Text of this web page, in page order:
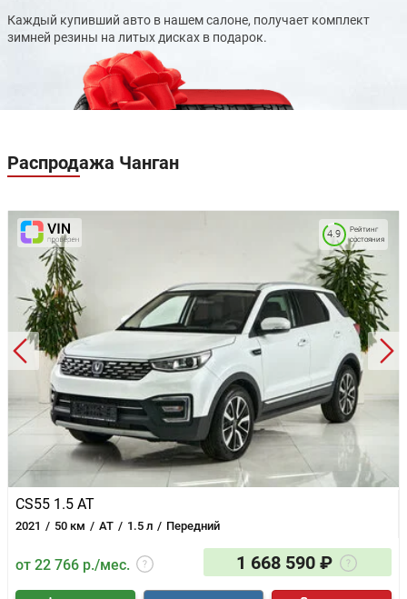
Адаптивный круиз-контроль
Бортовой компьютер
Дистанционный запуск двигателя
Запуск двигателя с кнопки
Камеры кругового обзора
Регулировка руля по высоте
Усилитель руля
Электронная приборная панель
Электропривод зеркал
Электропривод крышки багажника
Электроскладывание зеркал
Электростеклоподъемники задние
Электростеклоподъемники передние
Вентиляция передних сидений
Декоративная подсветка салона
Кожа (материал салона)
Обогрев рулевого колеса
Отделка кожей рулевого колеса
Отделка кожей рычага КПП
Память сиденья водителя
Панорамная крыша / лобовое стекло
Подогрев передних сидений
Складывающееся заднее сиденье
Электрорегулировка передних сидений
Электрорегулировка сиденья водителя
Аудиосистема
Каждый купивший авто в нашем салоне, получает комплект
зимней резины на литых дисках в подарок.
Распродажа Чанган
CS55 1.5 AT
2021 50 км AT 1.5 л Передний
Рейтинг
состояния
4.9
от 22 766 р./мес. 1 668 590 ₽